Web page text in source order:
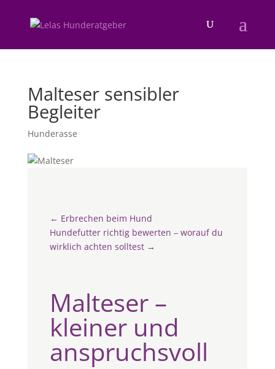
Malteser sensibler
Begleiter
Hunderasse
← Erbrechen beim Hund
Hundefutter richtig bewerten – worauf du
wirklich achten solltest→
Malteser –
kleiner und
anspruchsvoll